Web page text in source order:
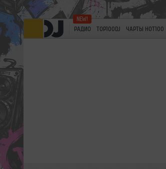
РАДИО TOP100DJ ЧАРТЫ HOT100